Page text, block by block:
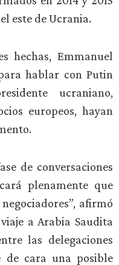
este de Ucrania.
hechas, Emmanuel
hablar con Putin
ucraniano,
europeos, hayan
de conversaciones
plenamente que
afirmó
a Arabia Saudita
las delegaciones
de cara una posible